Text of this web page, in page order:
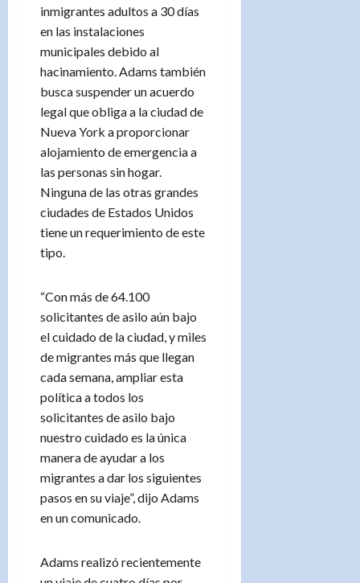
inmigrantes adultos a 30 días
en las instalaciones
municipales debido al
hacinamiento. Adams también
busca suspender un acuerdo
legal que obliga a la ciudad de
Nueva York a proporcionar
alojamiento de emergencia a
las personas sin hogar.
Ninguna de las otras grandes
ciudades de Estados Unidos
tiene un requerimiento de este
tipo.
“Con más de 64.100
solicitantes de asilo aún bajo
el cuidado de la ciudad, y miles
de migrantes más que llegan
cada semana, ampliar esta
política a todos los
solicitantes de asilo bajo
nuestro cuidado es la única
manera de ayudar a los
migrantes a dar los siguientes
pasos en su viaje”, dijo Adams
en un comunicado.
Adams realizó recientemente